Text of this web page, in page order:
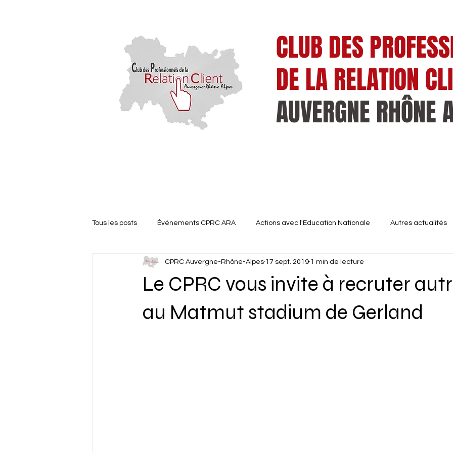
CLUB DES
DE LA RELATION
AUVERGNE RHÔNE
Tous les posts Événements CPRC ARA Actions avec l'Education Nationale Autres actualités
Actions liées à l'emploi
Le CPRC vous invite à recruter
au Matmut stadium de Gerland
CPRC Auvergne-Rhône-Alpes 17 sept. 2019 1 min de lecture